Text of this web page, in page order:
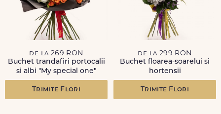
de la 269 RON
Buchet trandafiri portocalii
si albi "My special one"
Trimite Flori
de la 299 RON
Buchet floarea-soarelui si
hortensii
Trimite Flori